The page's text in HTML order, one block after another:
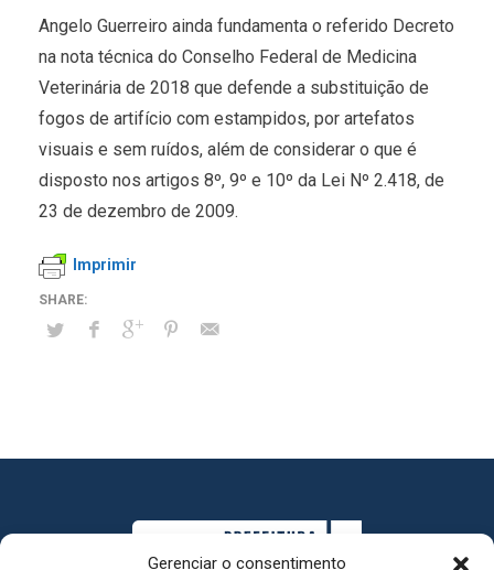
Gerenciar o consentimento
Angelo Guerreiro ainda fundamenta o referido Decreto
na nota técnica do Conselho Federal de Medicina
Veterinária de 2018 que defende a substituição de
fogos de artifício com estampidos, por artefatos
visuais e sem ruídos, além de considerar o que é
disposto nos artigos 8º, 9º e 10º da Lei Nº 2.418, de
23 de dezembro de 2009.
Imprimir